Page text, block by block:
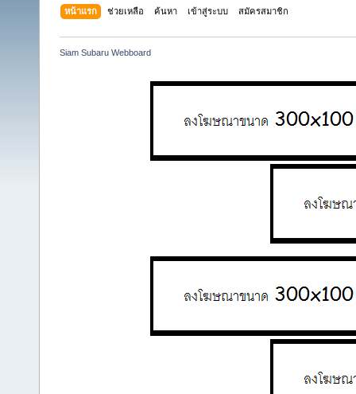
หน้าแรก ช่วยเหลือ ค้นหา เข้าสู่ระบบ สมัครสมาชิก
Siam Subaru Webboard